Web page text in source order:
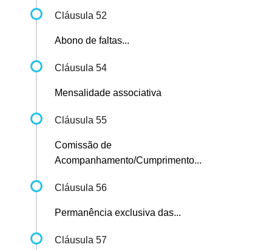
Cláusula 52
Abono de faltas...
Cláusula 54
Mensalidade associativa
Cláusula 55
Comissão de
Acompanhamento/Cumprimento...
Cláusula 56
Permanência exclusiva das...
Cláusula 57